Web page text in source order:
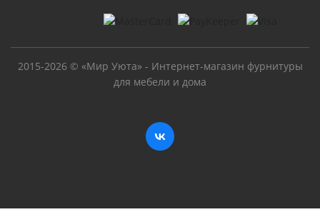
2015-2026 © «Мир Уюта» - Интернет-магазин фурнитуры
для мебели и дома